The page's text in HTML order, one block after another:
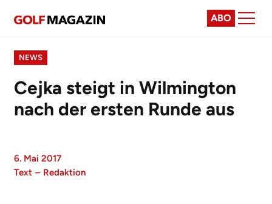
ABO
NEWS
Cejka steigt in Wilmington
nach der ersten Runde aus
6. Mai 2017
Text – Redaktion